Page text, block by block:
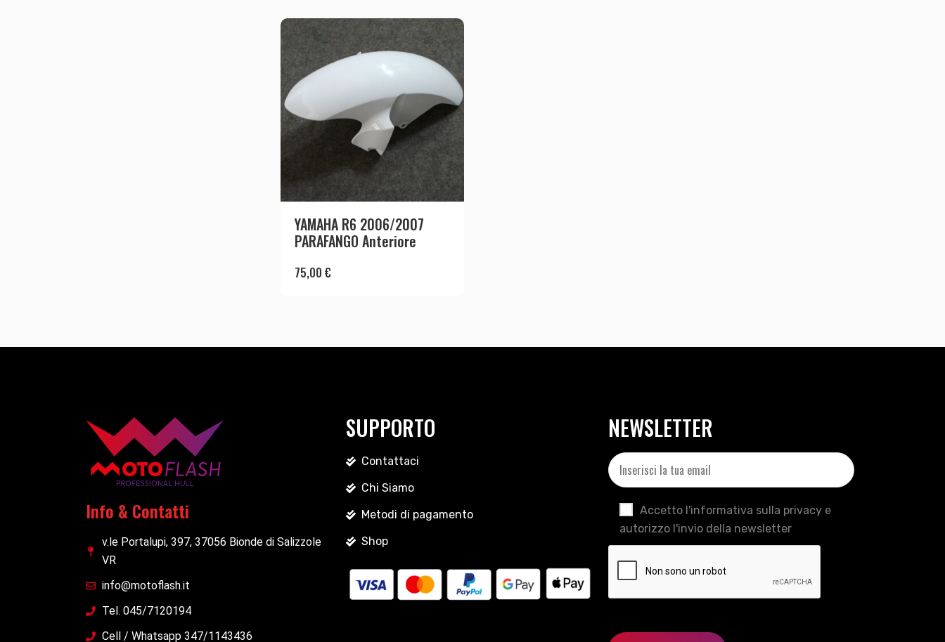
YAMAHA R6 2006/2007
PARAFANGO Anteriore
75,00 €
Info & Contatti
v.le Portalupi, 397, 37056 Bionde di Salizzole
VR
info@motoflash.it
Tel. 045/7120194
Cell / Whatsapp 347/1143436
SUPPORTO
Contattaci
Chi Siamo
Metodi di pagamento
Shop
NEWSLETTER
Accetto l'informativa sulla privacy e
autorizzo l'invio della newsletter